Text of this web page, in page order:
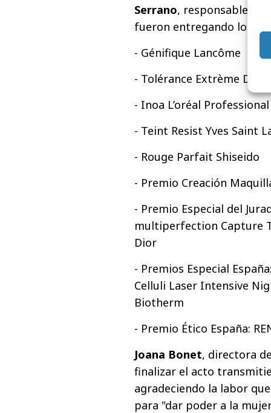
Serrano, responsable de
fueron entregando los
- Génifique Lancôme
- Tolérance Extrème
- Inoa L’oréal Professional
- Teint Resist Yves Saint
- Rouge Parfait Shiseido
- Premio Creación
- Premio Especial del
multiperfection Capture
Dior
- Premios Especial
Celluli Laser Intensive
Biotherm
- Premio Ético España:
Joana Bonet, directora
finalizar el acto
agradeciendo la labor
para "dar poder a la